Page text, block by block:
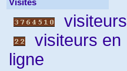
Visites
visiteurs
visiteurs en
ligne